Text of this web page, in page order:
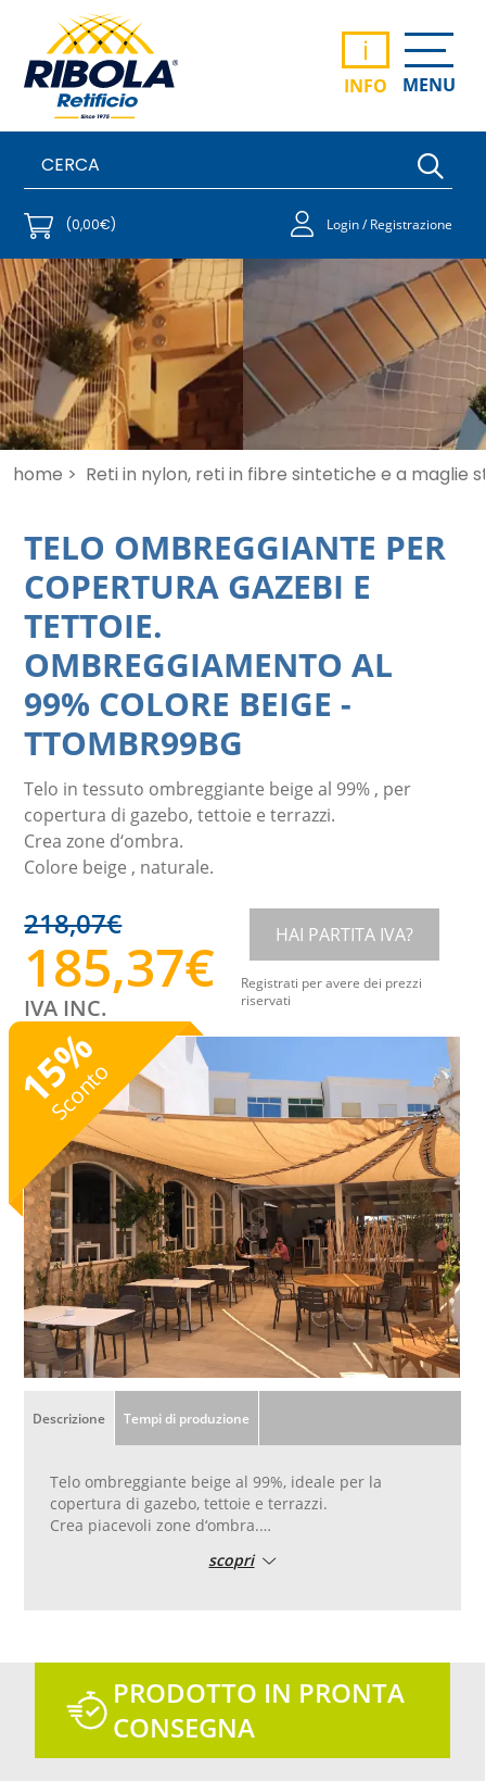
i
INFO MENU
(0,00€) Login / Registrazione
home > Reti in nylon, reti in fibre sintetiche e a maglie
TELO OMBREGGIANTE PER
COPERTURA GAZEBI E
TETTOIE.
OMBREGGIAMENTO AL
99% COLORE BEIGE -
TTOMBR99BG
Telo in tessuto ombreggiante beige al 99% , per
copertura di gazebo, tettoie e terrazzi.
Crea zone d‘ombra.
Colore beige , naturale.
218,07€
185,37€
IVA INC.
HAI PARTITA IVA?
Registrati per avere dei prezzi
riservati
15
%
Sconto
Descrizione Tempi di produzione
Telo ombreggiante beige al 99%, ideale per la
copertura di gazebo, tettoie e terrazzi.
Crea piacevoli zone d‘ombra.
adatta perfettamente all‘ambiente esterno.
scopri
PRODOTTO IN PRONTA
CONSEGNA